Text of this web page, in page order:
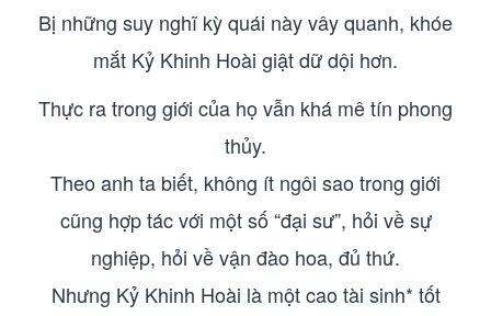
Bị những suy nghĩ kỳ quái này vây quanh, khóe
mắt Kỷ Khinh Hoài giật dữ dội hơn.
Thực ra trong giới của họ vẫn khá mê tín phong
thủy.
Theo anh ta biết, không ít ngôi sao trong giới
cũng hợp tác với một số “đại sư”, hỏi về sự
nghiệp, hỏi về vận đào hoa, đủ thứ.
Nhưng Kỷ Khinh Hoài là một cao tài sinh* tốt